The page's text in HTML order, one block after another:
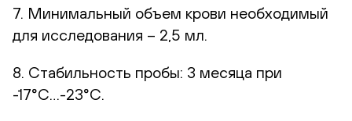
7. Минимальный объем крови необходимый
для исследования – 2,5 мл.
8. Стабильность пробы: 3 месяца при
-17°С…-23°С.